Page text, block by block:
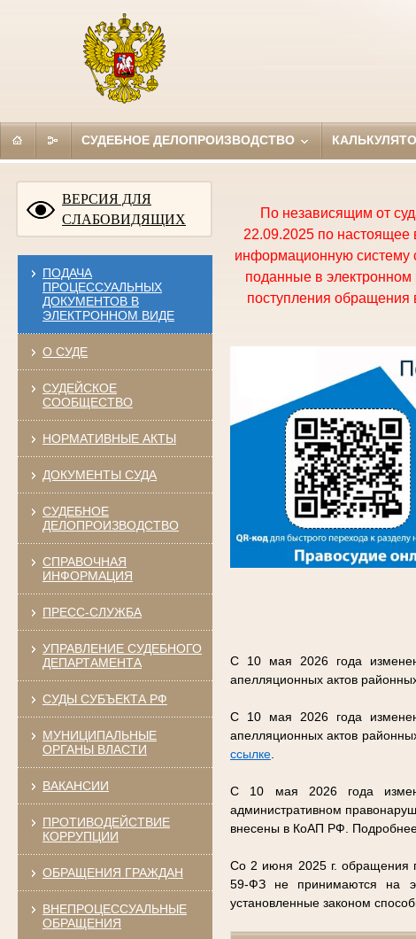
СУДЕБНОЕ ДЕЛОПРОИЗВОДСТВО
ВЕРСИЯ ДЛЯ
СЛАБОВИДЯЩИХ
ПОДАЧА
ПРОЦЕССУАЛЬНЫХ
ДОКУМЕНТОВ В
ЭЛЕКТРОННОМ ВИДЕ
О СУДЕ
СУДЕЙСКОЕ
СООБЩЕСТВО
НОРМАТИВНЫЕ АКТЫ
ДОКУМЕНТЫ СУДА
СУДЕБНОЕ
ДЕЛОПРОИЗВОДСТВО
СПРАВОЧНАЯ
ИНФОРМАЦИЯ
ПРЕСС-СЛУЖБА
УПРАВЛЕНИЕ СУДЕБНОГО
ДЕПАРТАМЕНТА
СУДЫ СУБЪЕКТА РФ
МУНИЦИПАЛЬНЫЕ
ОРГАНЫ ВЛАСТИ
ВАКАНСИИ
ПРОТИВОДЕЙСТВИЕ
КОРРУПЦИИ
ОБРАЩЕНИЯ ГРАЖДАН
ВНЕПРОЦЕССУАЛЬНЫЕ
ОБРАЩЕНИЯ
По независящим от
22.09.2025 по настоящее
информационную систему
поданные в электронном
поступления обращения
С 10 мая 2026 года
апелляционных актов
С 10 мая 2026 года
апелляционных актов
ссылке.
С 10 мая 2026 года
административном
внесены в КоАП РФ.
Со 2 июня 2025 г. обращения
59-ФЗ не принимаются на
установленные законом